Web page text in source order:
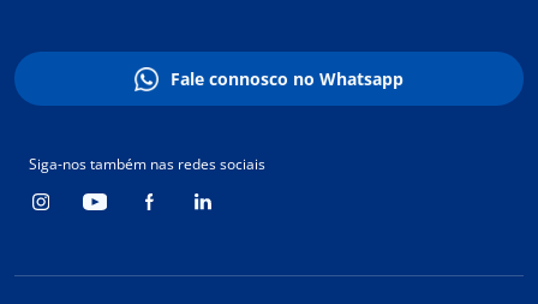
Fale connosco no Whatsapp
Siga-nos também nas redes sociais